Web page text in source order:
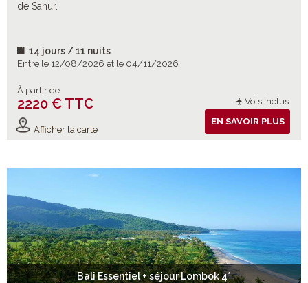
de Sanur.
14 jours / 11 nuits
Entre le 12/08/2026 et le 04/11/2026
À partir de
2220 € TTC Vols inclus
Afficher la carte
EN SAVOIR PLUS
Bali Essentiel + séjour Lombok 4*